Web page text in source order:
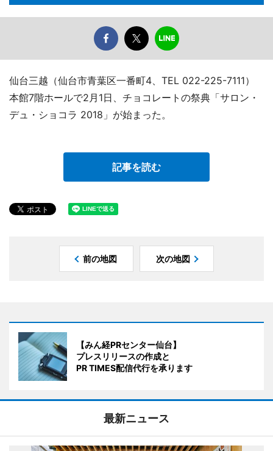
仙台三越（仙台市青葉区一番町4、TEL 022-225-7111）
本館7階ホールで2月1日、チョコレートの祭典「サロン・
デュ・ショコラ 2018」が始まった。
記事を読む
前の地図 次の地図
【みん経PRセンター仙台】
プレスリリースの作成と
PR TIMES配信代行を承ります
最新ニュース